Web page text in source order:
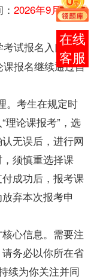
2026年9月1日
考试报名入口
报名继续通过自
。考生在规定时
理论课报考”，选
无误后，进行网
须慎重选择课
成功后，报考课
弃本次报考申
心信息。需要注
务必以你所在省
续为你关注并同
在线
客服